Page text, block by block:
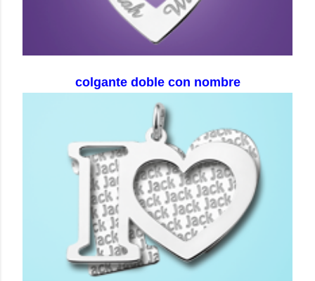
colgante doble con nombre